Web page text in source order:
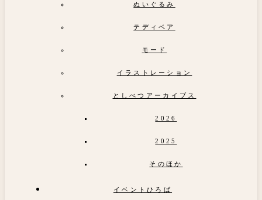
ぬいぐるみ
テディベア
モード
イラストレーション
としべつアーカイブス
2026
2025
そのほか
イベントひろば